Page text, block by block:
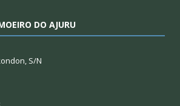
DO AJURU
S/N